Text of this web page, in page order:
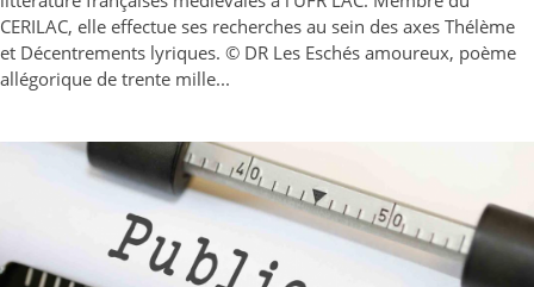
CERILAC, elle effectue ses recherches au sein des axes Thélème
et Décentrements lyriques. © DR Les Eschés amoureux, poème
allégorique de trente mille...